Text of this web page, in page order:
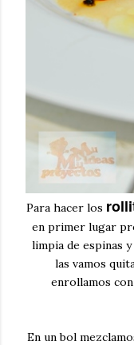
Para hacer los
en primer lugar
limpia de espinas
las vamos
enrollamos
En un bol